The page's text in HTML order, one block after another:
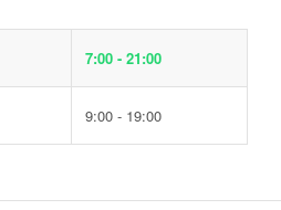
7:00 - 21:00
9:00 - 19:00